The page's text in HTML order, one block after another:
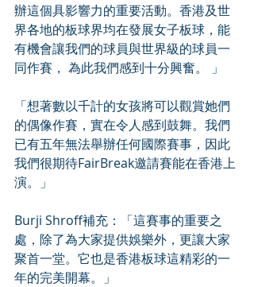
辦這個具影響力的重要活動。香港及世
界各地的板球界均在發展女子板球，能
有機會讓我們的球員與世界級的球員一
同作賽， 為此我們感到十分興奮。 」
「想著數以千計的女孩將可以觀賞她們
的偶像作賽，實在令人感到鼓舞。我們
已有五年無法舉辦任何國際賽事，因此
我們很期待FairBreak邀請賽能在香港上
演。」
Burji Shroff補充：「這賽事的重要之
處，除了為大家提供娛樂外，更讓大家
聚首一堂。它也是香港板球這精彩的一
年的完美開幕。」